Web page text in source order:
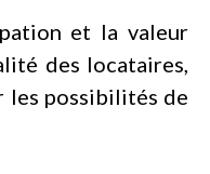
et la valeur
des locataires,
possibilités de